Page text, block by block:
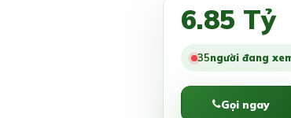
6.85 Tỷ
38người đang
Gọi ngay